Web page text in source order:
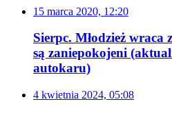
15 marca 2020, 12:20
Sierpc. Młodzież wraca
są zaniepokojeni
autokaru)
4 kwietnia 2024, 05:08